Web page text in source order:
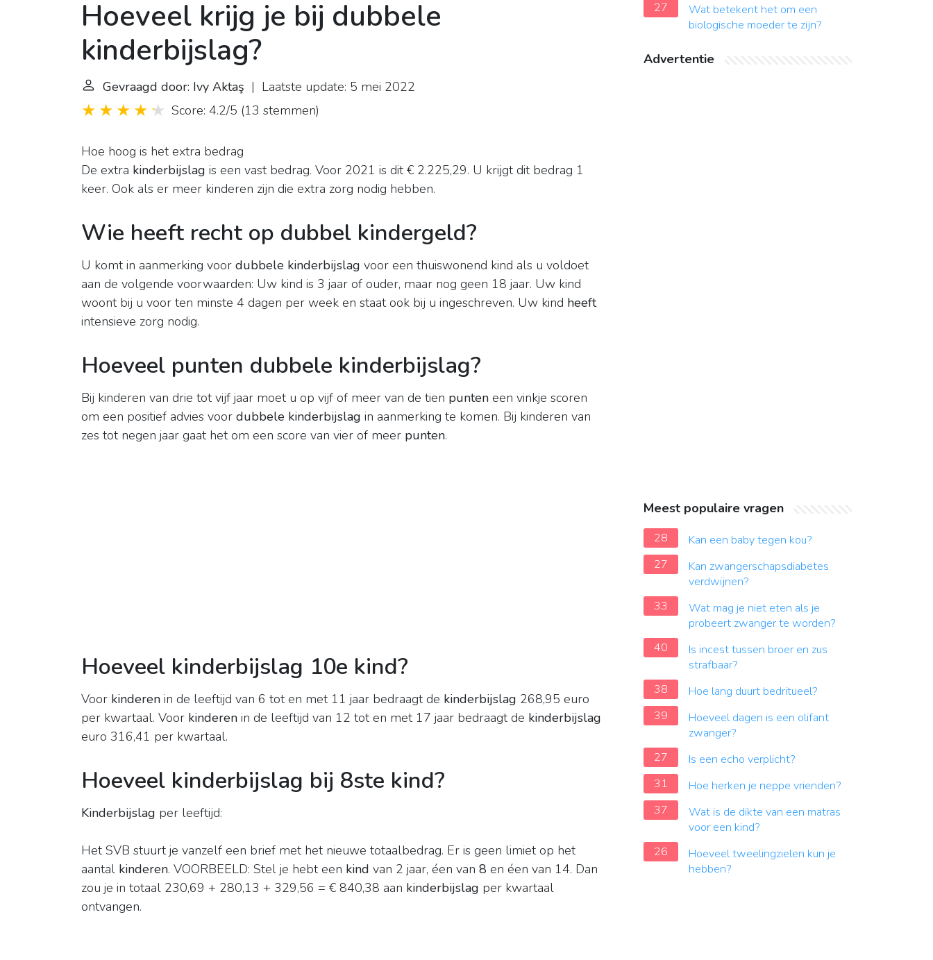
Hoeveel krijg je bij dubbele
kinderbijslag?
Gevraagd door: Ivy Aktaş | Laatste update: 5 mei 2022
Score: 4.2/5 (13 stemmen)
Hoe hoog is het extra bedrag
De extra kinderbijslag is een vast bedrag. Voor 2021 is dit € 2.225,29. U krijgt dit bedrag 1
keer. Ook als er meer kinderen zijn die extra zorg nodig hebben.
Wie heeft recht op dubbel kindergeld?
U komt in aanmerking voor dubbele kinderbijslag voor een thuiswonend kind als u voldoet
aan de volgende voorwaarden: Uw kind is 3 jaar of ouder, maar nog geen 18 jaar. Uw kind
woont bij u voor ten minste 4 dagen per week en staat ook bij u ingeschreven. Uw kind heeft
intensieve zorg nodig.
Hoeveel punten dubbele kinderbijslag?
Bij kinderen van drie tot vijf jaar moet u op vijf of meer van de tien punten een vinkje scoren
om een positief advies voor dubbele kinderbijslag in aanmerking te komen. Bij kinderen van
zes tot negen jaar gaat het om een score van vier of meer punten.
Hoeveel kinderbijslag 10e kind?
Voor kinderen in de leeftijd van 6 tot en met 11 jaar bedraagt de kinderbijslag 268,95 euro
per kwartaal. Voor kinderen in de leeftijd van 12 tot en met 17 jaar bedraagt de kinderbijslag
euro 316,41 per kwartaal.
Hoeveel kinderbijslag bij 8ste kind?
Kinderbijslag per leeftijd:
Het SVB stuurt je vanzelf een brief met het nieuwe totaalbedrag. Er is geen limiet op het
aantal kinderen. VOORBEELD: Stel je hebt een kind van 2 jaar, éen van 8 en éen van 14. Dan
zou je in totaal 230,69 + 280,13 + 329,56 = € 840,38 aan kinderbijslag per kwartaal
ontvangen.
27
Wat betekent het om een ​​
biologische moeder te zijn?
Advertentie
Meest populaire vragen
28
Kan een baby tegen kou?
27
Kan zwangerschapsdiabetes
verdwijnen?
33
Wat mag je niet eten als je
probeert zwanger te worden?
40
Is incest tussen broer en zus
strafbaar?
38
Hoe lang duurt bedritueel?
39
Hoeveel dagen is een olifant
zwanger?
27
Is een echo verplicht?
31
Hoe herken je neppe vrienden?
37
Wat is de dikte van een matras
voor een kind?
26
Hoeveel tweelingzielen kun je
hebben?